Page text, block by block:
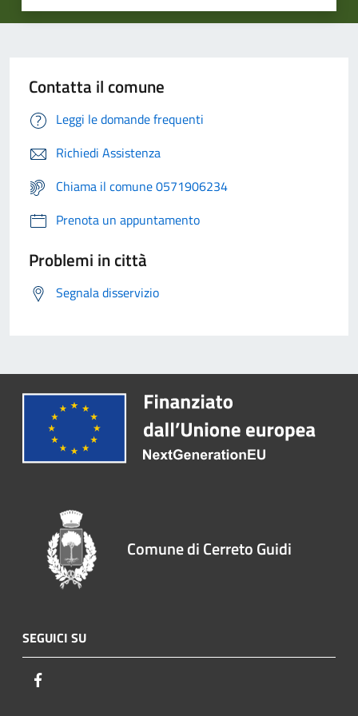
Contatta il comune
Leggi le domande frequenti
Richiedi Assistenza
Chiama il comune 0571906234
Prenota un appuntamento
Problemi in città
Segnala disservizio
Comune di Cerreto Guidi
SEGUICI SU